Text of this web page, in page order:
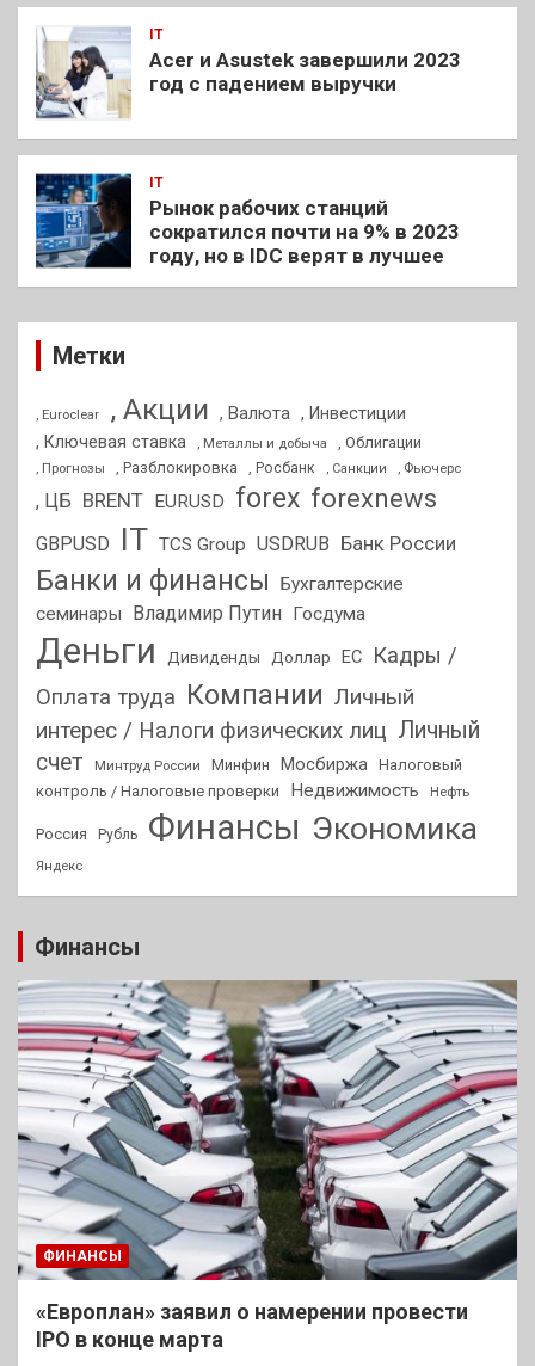
IT
Acer и Asustek завершили 2023
год с падением выручки
IT
Рынок рабочих станций
сократился почти на 9% в 2023
году, но в IDC верят в лучшее
Метки
, Euroclear , Акции , Валюта , Инвестиции
, Ключевая ставка
, Металлы и добыча , Облигации
, Прогнозы , Разблокировка , Росбанк , Санкции , Фьючерс
, ЦБ BRENT EURUSD forex forexnews
GBPUSD IT TCS Group USDRUB Банк России
Банки и финансы
Бухгалтерские
семинары
Владимир Путин Госдума
Деньги Дивиденды Доллар ЕС
Кадры /
Оплата труда Компании Личный
интерес / Налоги физических лиц Личный
счет
Минтруд России Минфин Мосбиржа Налоговый
контроль / Налоговые проверки
Недвижимость Нефть
Россия Рубль Финансы Экономика
Яндекс
Финансы
ФИНАНСЫ
«Европлан» заявил о намерении провести
IPO в конце марта